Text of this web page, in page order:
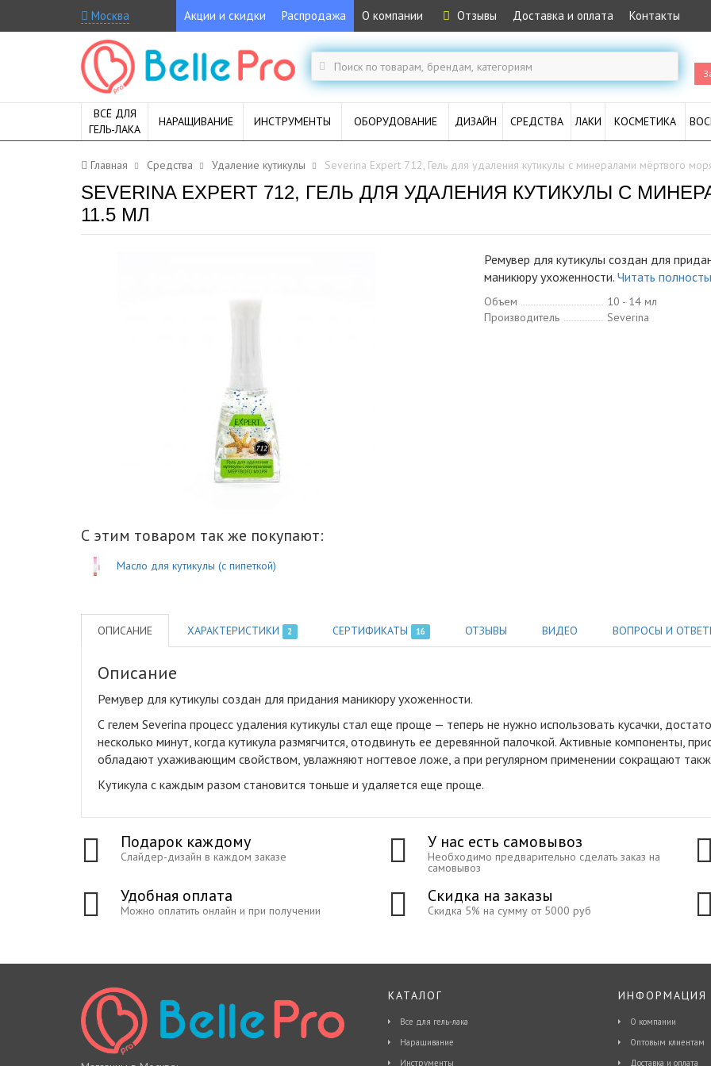
Москва Акции и скидки Распродажа О компании Отзывы Доставка и оплата Контакты
ВСЁ ДЛЯ
ГЕЛЬ-ЛАКА
НАРАЩИВАНИЕ ИНСТРУМЕНТЫ ОБОРУДОВАНИЕ ДИЗАЙН СРЕДСТВА ЛАКИ КОСМЕТИКА
Главная Средства Удаление кутикулы Severina Expert 712, Гель для удаления кутикулы с минералами мёртвого
SEVERINA EXPERT 712, ГЕЛЬ ДЛЯ УДАЛЕНИЯ КУТИКУЛЫ С
11.5 МЛ
Ремувер для кутикулы создан для
маникюру ухоженности. Читать
Объем
10 - 14 мл
Производитель
Severina
С этим товаром так же покупают:
Масло для кутикулы (с пипеткой)
ОПИСАНИЕ ХАРАКТЕРИСТИКИ 2 СЕРТИФИКАТЫ 16 ОТЗЫВЫ ВИДЕО ВОПРОСЫ И
Описание
Ремувер для кутикулы создан для придания маникюру ухоженности.
С гелем Severina процесс удаления кутикулы стал еще проще — теперь не нужно использовать кусачки,
несколько минут, когда кутикула размягчится, отодвинуть ее деревянной палочкой. Активные компоненты,
обладают ухаживающим свойством, увлажняют ногтевое ложе, а при регулярном применении сокращают
Кутикула с каждым разом становится тоньше и удаляется еще проще.
Подарок каждому
Слайдер-дизайн в каждом заказе
У нас есть самовывоз
Необходимо предварительно сделать заказ на
самовывоз
Удобная оплата
Можно оплатить онлайн и при получении
Скидка на заказы
Скидка 5% на сумму от 5000 руб
КАТАЛОГ
Все для гель-лака
Наращивание
Инструменты
ИНФОРМАЦИЯ
О компании
Оптовым клиентам
Доставка и оплата